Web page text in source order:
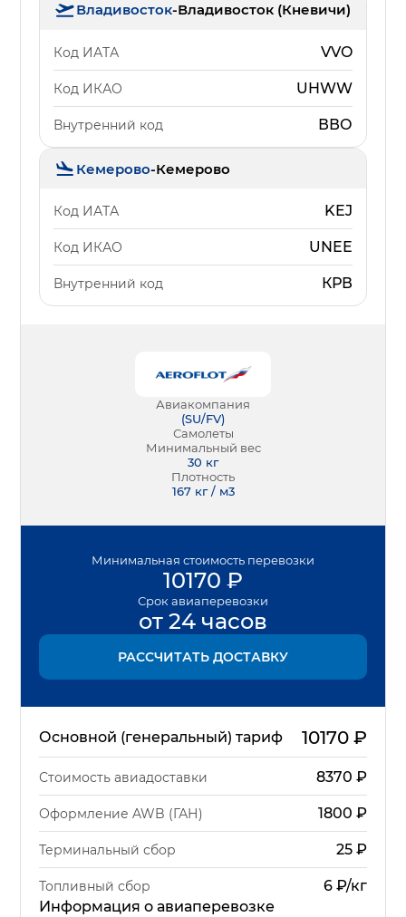
Владивосток-Владивосток (Кневичи)
Код ИАТА VVO
Код ИКАО UHWW
Внутренний код ВВО
Кемерово-Кемерово
Код ИАТА KEJ
Код ИКАО UNEE
Внутренний код КРВ
Авиакомпания
(SU/FV)
Самолеты
Минимальный вес
30 кг
Плотность
167 кг / м3
Минимальная стоимость перевозки
10170 ₽
Срок авиаперевозки
от 24 часов
РАССЧИТАТЬ ДОСТАВКУ
Основной (генеральный) тариф 10170₽
Стоимость авиадоставки 8370 ₽
Оформление AWB (ГАН) 1800 ₽
Терминальный сбор 25₽
Топливный сбор
6 ₽/кг
Информация о авиаперевозке